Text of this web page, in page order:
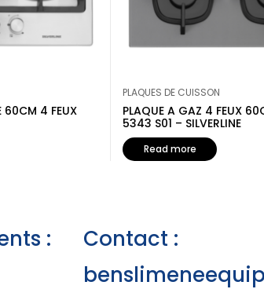
60CM 4 FEUX
PLAQUES DE CUISSON
PLAQUE A GAZ 4 FEUX
5343 S01 – SILVERLINE
Read more
:
Contact :